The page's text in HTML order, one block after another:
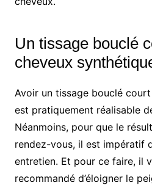
Un tissage bouclé
cheveux
Avoir un tissage bouclé
est pratiquement réalisable
Néanmoins, pour que le
rendez-vous, il est impératif
entretien. Et pour ce faire, il
recommandé d’éloigner le